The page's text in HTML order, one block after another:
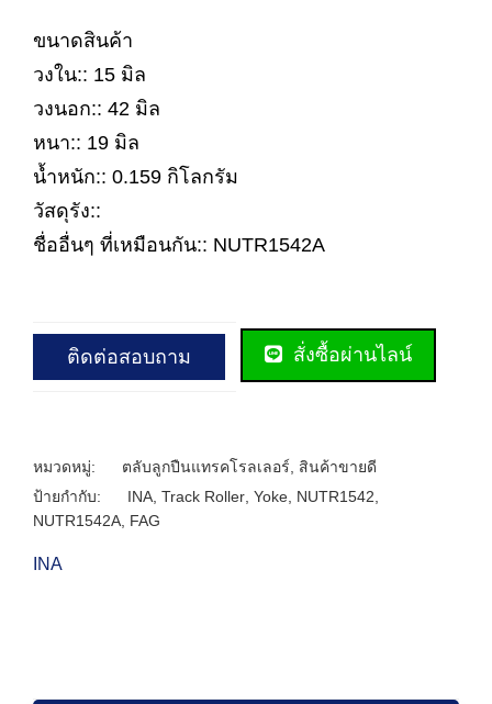
ขนาดสินค้า
วงใน:: 15 มิล
วงนอก:: 42 มิล
หนา:: 19 มิล
น้ำหนัก:: 0.159 กิโลกรัม
วัสดุรัง::
ชื่ออื่นๆ ที่เหมือนกัน:: NUTR1542A
ติดต่อสอบถาม สั่งซื้อผ่านไลน์
หมวดหมู่: ตลับลูกปืนแทรคโรลเลอร์
สินค้าขายดี
ป้ายกำกับ:
INA Track Roller Yoke NUTR1542
NUTR1542A FAG
INA